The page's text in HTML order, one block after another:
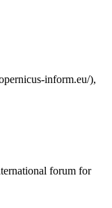
inform.eu/),
forum for